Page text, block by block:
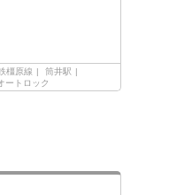
橿原線
筒井駅
ートロック